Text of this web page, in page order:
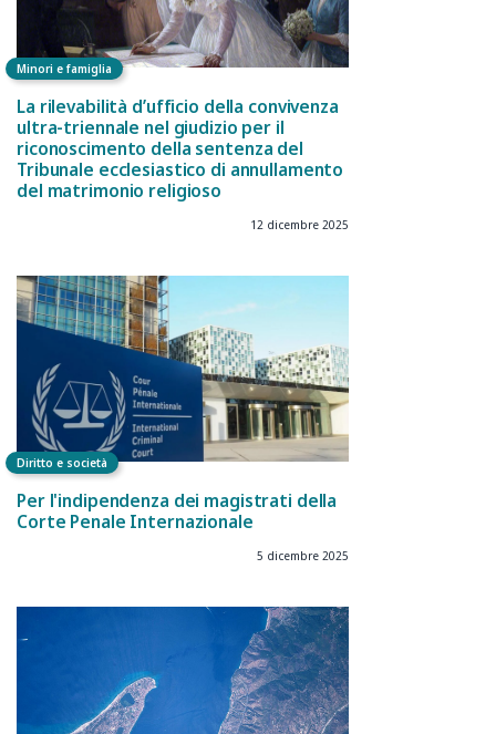
Minori e famiglia
La rilevabilità d’ufficio della convivenza
ultra-triennale nel giudizio per il
riconoscimento della sentenza del
Tribunale ecclesiastico di annullamento
del matrimonio religioso
12 dicembre 2025
Diritto e società
Per l'indipendenza dei magistrati della
Corte Penale Internazionale
5 dicembre 2025